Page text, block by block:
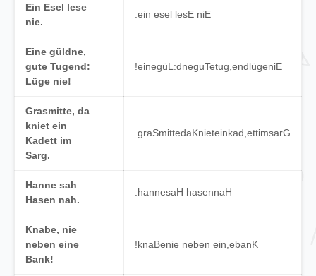
Ein Esel lese
nie.
ein esel lesE niE
Eine güldne,
gute Tugend:
Lüge nie!
!einegüL :dneguTetug endlügeniE
Grasmitte, da
kniet ein
Kadett im
Sarg.
graSmittedaKnieteinkad ettimsarG
Hanne sah
Hasen nah.
hannesaH hasennaH
Knabe, nie
neben eine
Bank!
!knaBenie neben ein ebanK